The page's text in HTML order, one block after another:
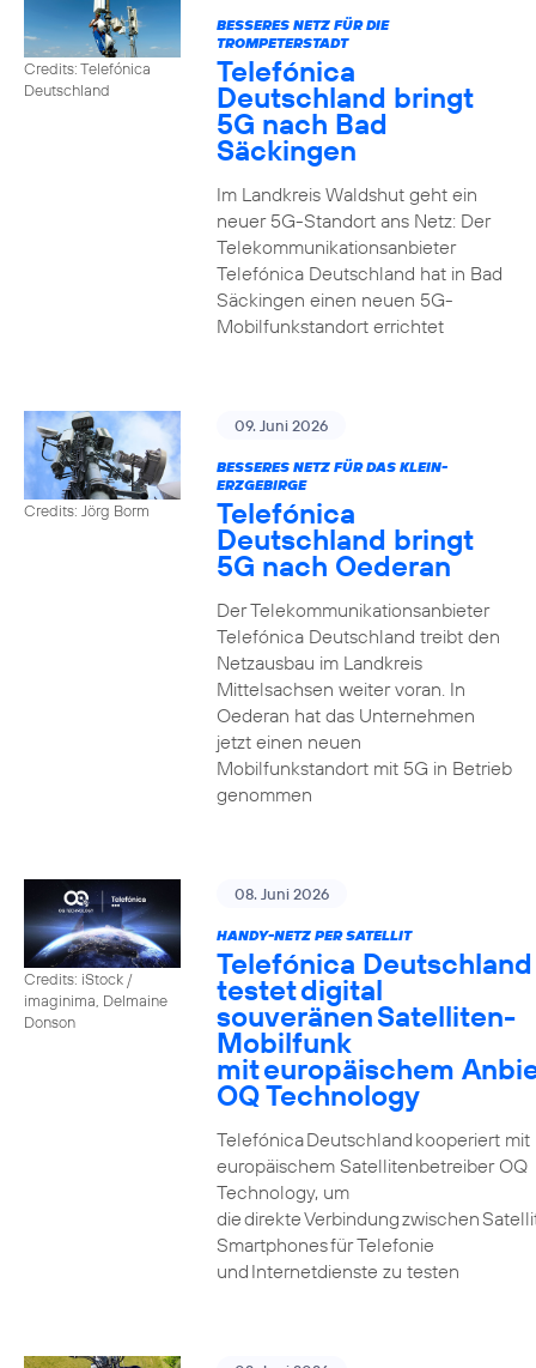
Credits: Telefónica
Deutschland
BESSERES NETZ FÜR DIE
TROMPETERSTADT
Telefónica
Deutschland bringt
5G nach Bad
Säckingen
Im Landkreis Waldshut geht ein
neuer 5G-Standort ans Netz: Der
Telekommunikationsanbieter
Telefónica Deutschland hat in Bad
Säckingen einen neuen 5G-
Mobilfunkstandort errichtet
Credits: Jörg Borm
09. Juni 2026
BESSERES NETZ FÜR DAS KLEIN-
ERZGEBIRGE
Telefónica
Deutschland bringt
5G nach Oederan
Der Telekommunikationsanbieter
Telefónica Deutschland treibt den
Netzausbau im Landkreis
Mittelsachsen weiter voran. In
Oederan hat das Unternehmen
jetzt einen neuen
Mobilfunkstandort mit 5G in Betrieb
genommen
Credits: iStock /
imaginima, Delmaine
Donson
08. Juni 2026
HANDY-NETZ PER SATELLIT
Telefónica Deutschland
testet digital
souveränen Satelliten-
Mobilfunk
mit europäischem
OQ Technology
Telefónica Deutschland kooperiert mit
europäischem Satellitenbetreiber OQ
Technology, um
die direkte Verbindung zwischen
Smartphones für Telefonie
und Internetdienste zu testen